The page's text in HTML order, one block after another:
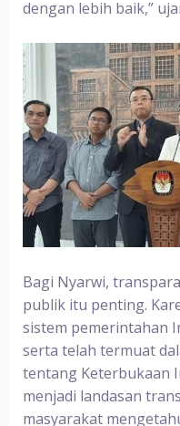
dengan lebih baik,”
Bagi Nyarwi,
publik itu penting.
sistem pemerintahan
serta telah termuat
tentang Keterbukaan
menjadi landasan
masyarakat